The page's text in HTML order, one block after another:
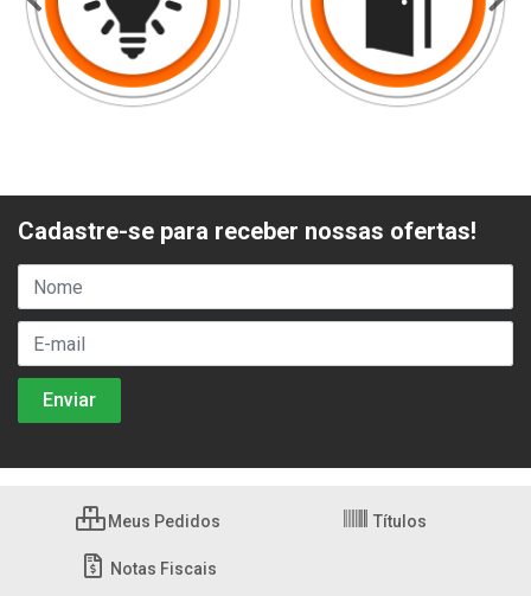
Cadastre-se para receber nossas ofertas!
Meus Pedidos Títulos
Notas Fiscais